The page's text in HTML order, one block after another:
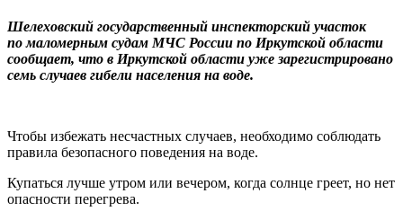
Шелеховский государственный инспекторский участок
по маломерным судам МЧС России по Иркутской области
сообщает, что в Иркутской области уже зарегистрировано
семь случаев гибели населения на воде.
Чтобы избежать несчастных случаев, необходимо соблюдать
правила безопасного поведения на воде.
Купаться лучше утром или вечером, когда солнце греет, но нет
опасности перегрева.